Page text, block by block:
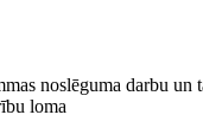
noslēguma darbu un
loma